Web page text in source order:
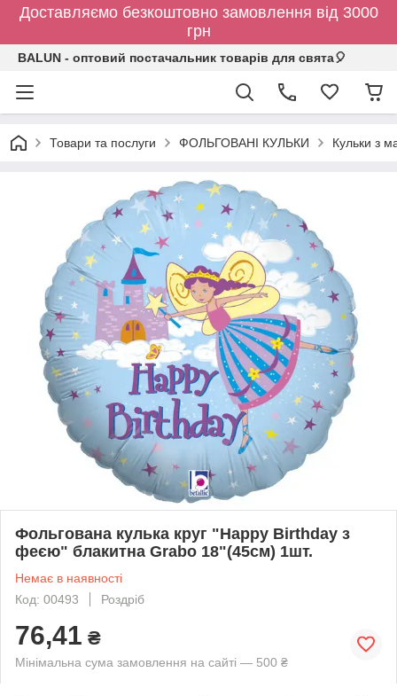
Доставляємо безкоштовно замовлення від 3000
грн
BALUN - оптовий постачальник товарів для свята🎈
Товари та послуги ФОЛЬГОВАНІ КУЛЬКИ Кульки з
Фольгована кулька круг "Happy Birthday з
феєю" блакитна Grabo 18"(45см) 1шт.
Немає в наявності
Код: 00493
Роздріб
76,41 ₴
Мінімальна сума замовлення на сайті — 500 ₴